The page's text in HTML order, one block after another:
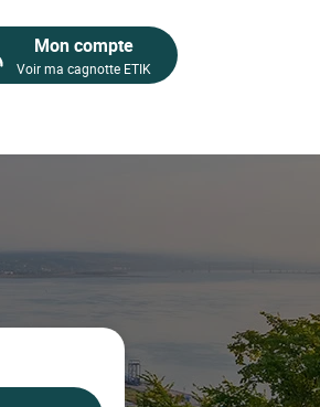
Mon compte
Voir ma cagnotte ETIK